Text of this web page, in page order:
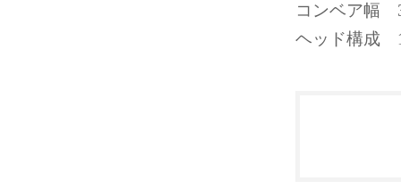
コンベア幅
ヘッド構成